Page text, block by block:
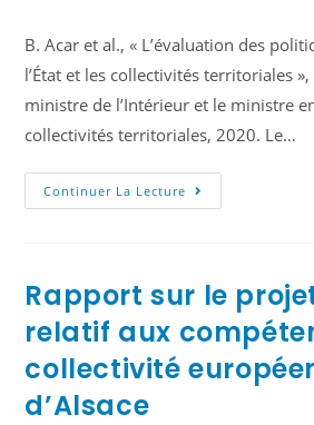
B. Acar et al., « L’évaluation des
l’État et les collectivités territoriales
ministre de l’Intérieur et le ministre
collectivités territoriales, 2020. Le…
Continuer La Lecture
Rapport sur le
relatif aux
collectivité
d’Alsace